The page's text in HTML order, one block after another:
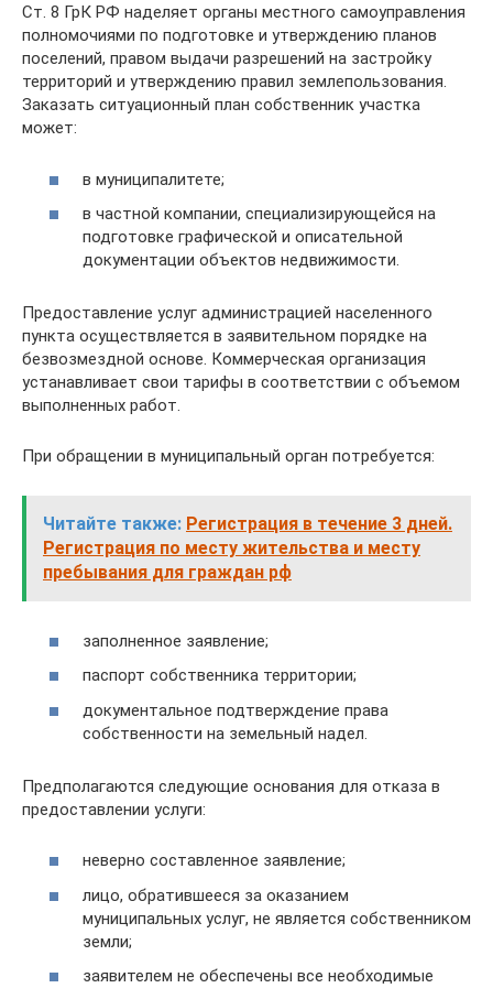
Ст. 8 ГрК РФ наделяет органы местного самоуправления
полномочиями по подготовке и утверждению планов
поселений, правом выдачи разрешений на застройку
территорий и утверждению правил землепользования.
Заказать ситуационный план собственник участка
может:
в муниципалитете;
в частной компании, специализирующейся на
подготовке графической и описательной
документации объектов недвижимости.
Предоставление услуг администрацией населенного
пункта осуществляется в заявительном порядке на
безвозмездной основе. Коммерческая организация
устанавливает свои тарифы в соответствии с объемом
выполненных работ.
При обращении в муниципальный орган потребуется:
Читайте также: Регистрация в течение 3 дней.
Регистрация по месту жительства и месту
пребывания для граждан рф
заполненное заявление;
паспорт собственника территории;
документальное подтверждение права
собственности на земельный надел.
Предполагаются следующие основания для отказа в
предоставлении услуги:
неверно составленное заявление;
лицо, обратившееся за оказанием
муниципальных услуг, не является собственником
земли;
заявителем не обеспечены все необходимые